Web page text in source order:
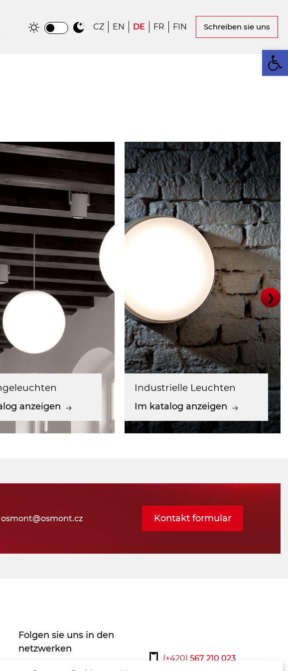
CZ EN DE FR FIN Schreiben sie uns
anzeigen
Industrielle Leuchten
Im katalog anzeigen
❯
osmont@osmont.cz Kontakt formular
Folgen sie uns in den
netzwerken
(+420) 567 210 023